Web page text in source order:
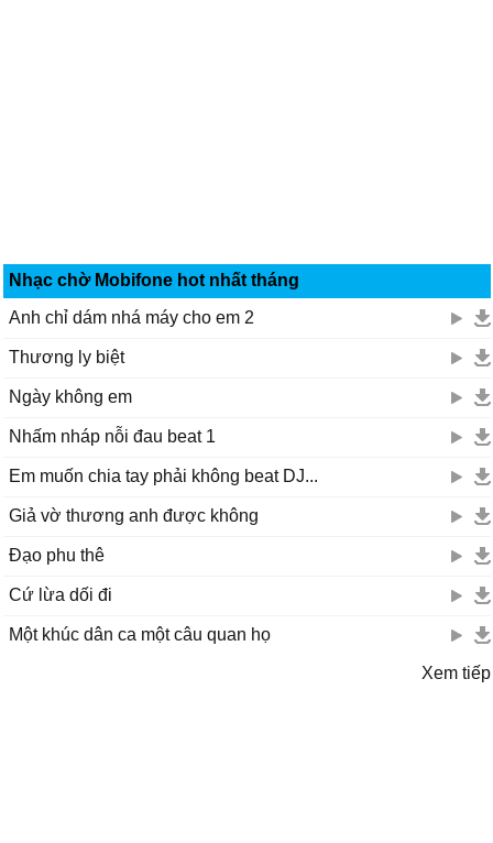
Nhạc chờ Mobifone hot nhất tháng
Anh chỉ dám nhá máy cho em 2
Thương ly biệt
Ngày không em
Nhấm nháp nỗi đau beat 1
Em muốn chia tay phải không beat DJ...
Giả vờ thương anh được không
Đạo phu thê
Cứ lừa dối đi
Một khúc dân ca một câu quan họ
Xem tiếp